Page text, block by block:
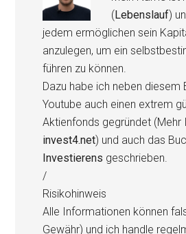
(Lebenslauf)
jedem ermöglichen sein
anzulegen, um ein
führen zu können.
Dazu habe ich neben diesem
Youtube auch einen extrem
Aktienfonds gegründet (Mehr
invest4.net) und auch das
Investierens geschrieben.
/
Risikohinweis
Alle Informationen können
Gewähr) und ich handle